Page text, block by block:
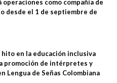
operaciones como compañía de
desde el 1 de septiembre de
hito en la educación inclusiva
promoción de intérpretes y
Lengua de Señas Colombiana